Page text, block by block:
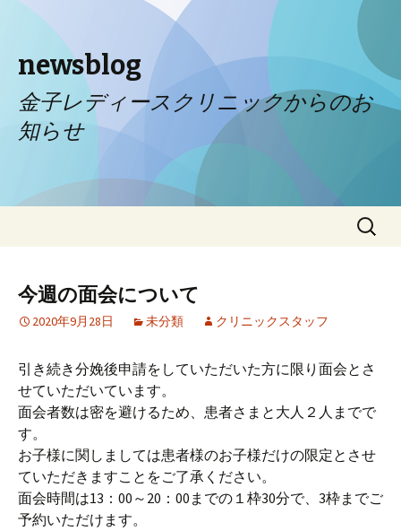
newsblog
金子レディースクリニックからのお
知らせ
検
今週の面会について
2020年9月28日 未分類 クリニックスタッフ
引き続き分娩後申請をしていただいた方に限り面会とさ
せていただいています。
面会者数は密を避けるため、患者さまと大人２人までで
す。
お子様に関しましては患者様のお子様だけの限定とさせ
ていただきますことをご了承ください。
面会時間は13：00～20：00までの１枠30分で、3枠までご
予約いただけます。